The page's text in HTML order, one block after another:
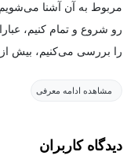
مربوط به آن آشنا
رو شروع و تمام کنیم،
و علائم نگارشی، از دیگر
مشاهده ادامه معرفی
دیدگاه کاربران